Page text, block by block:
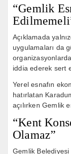
“Gemlik
Açıklamada
uygulamaları da
iddia ederek sert
Yerel esnafın
hatırlatan
açılırken Gemlik
“Kent
Olamaz”
Gemlik Belediyesi